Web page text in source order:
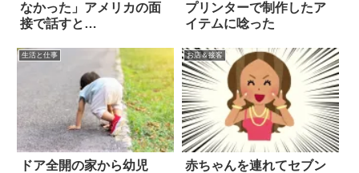
なかった」アメリカの面
接で話すと…
プリンターで制作したア
イテムに唸った
生活と仕事
ドア全開の家から幼児
お店＆接客
赤ちゃんを連れてセブン